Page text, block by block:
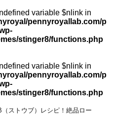
variable $nlink in
pennyroyallab.com/p
stinger8/functions.php
variable $nlink in
pennyroyallab.com/p
stinger8/functions.php
（ストウブ）レシピ！絶品ロー